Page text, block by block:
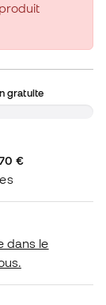
gratuite
€
dans le